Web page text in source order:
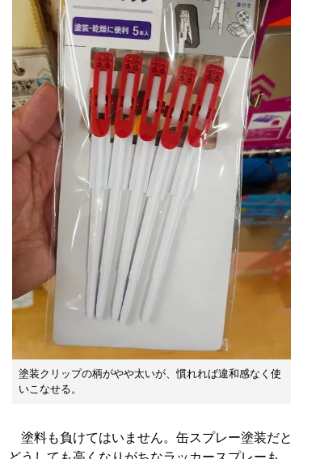
塗装クリップの柄がやや太いが、慣れれば違和感なく使
いこなせる。
塗料も負けてはいません。缶スプレー塗装だと